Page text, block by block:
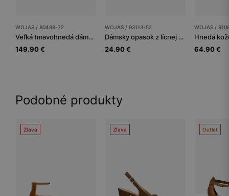
WOJAS / 80488-72
Veľká tmavohnedá dámska kabelka z lícnej kože a velúrovej rozštiepenky
149.90 €
WOJAS / 93113-52
Dámsky opasok z lícnej kože
24.90 €
WOJAS /
64.90 €
Podobné produkty
Zľava Zľava Outlet